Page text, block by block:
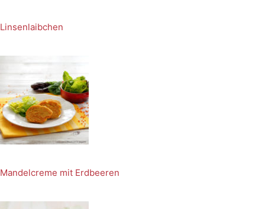
Linsenlaibchen
Mandelcreme mit Erdbeeren